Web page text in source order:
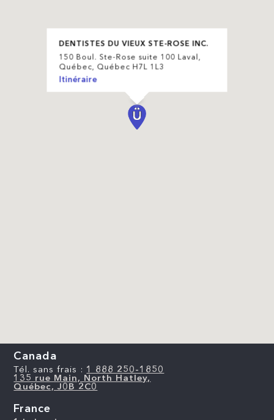
DENTISTES DU VIEUX STE-ROSE INC.
150 Boul. Ste-Rose suite 100 Laval,
Québec, Québec H7L 1L3
Itinéraire
Canada
Tél. sans frais : 1 888 250-1850
135 rue Main, North Hatley,
Québec, J0B 2C0
France